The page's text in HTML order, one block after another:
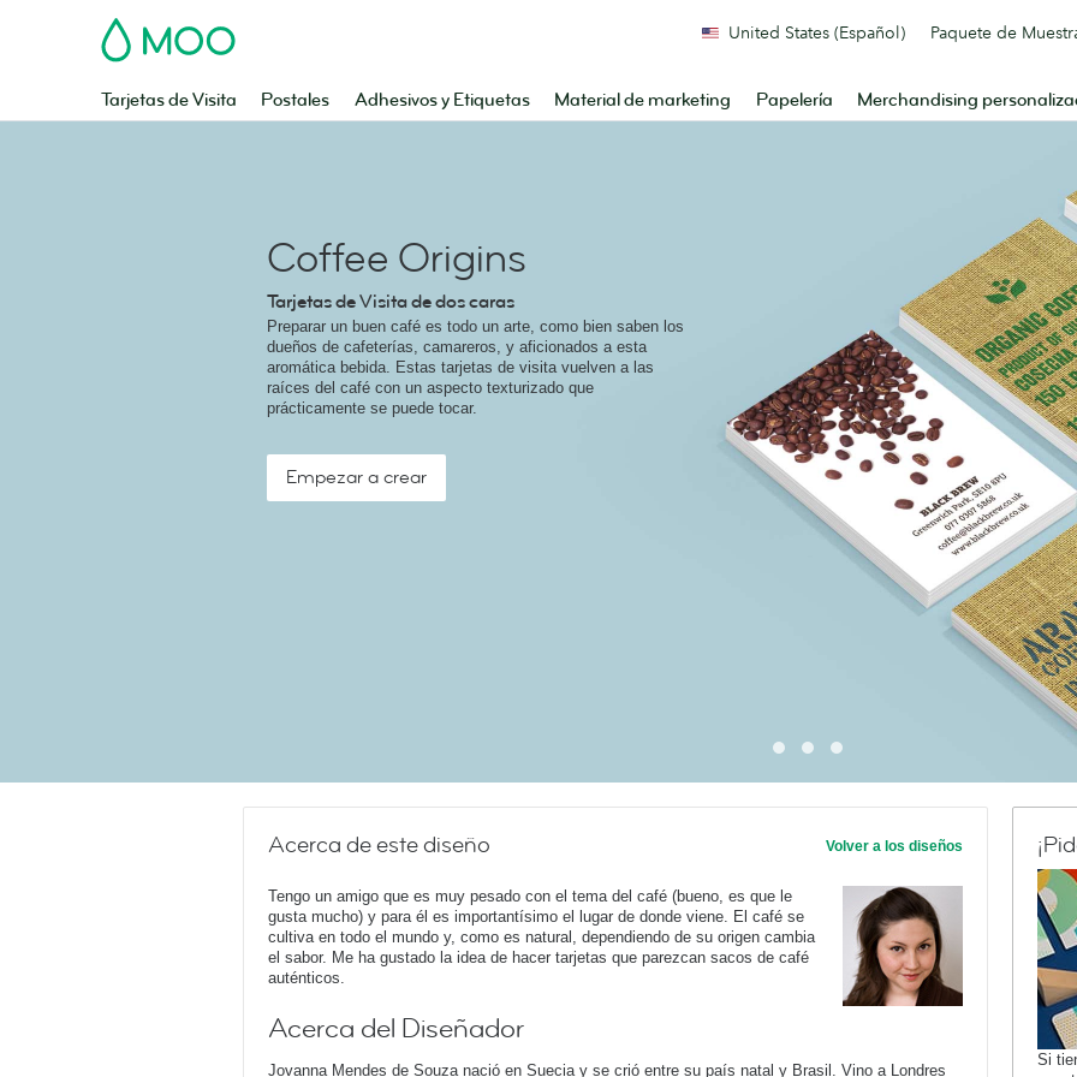
MOO
Tarjetas de Visita Postales Adhesivos y Etiquetas Material de marketing Papelería Merchandising
United States (Español) Paquete de
Coffee Origins
Tarjetas de Visita de dos caras
Preparar un buen café es todo un arte, como bien saben los
dueños de cafeterías, camareros, y aficionados a esta
aromática bebida. Estas tarjetas de visita vuelven a las
raíces del café con un aspecto texturizado que
prácticamente se puede tocar.
Empezar a crear
Acerca de este diseño Volver a los diseños
Tengo un amigo que es muy pesado con el tema del café (bueno, es que le
gusta mucho) y para él es importantísimo el lugar de donde viene. El café se
cultiva en todo el mundo y, como es natural, dependiendo de su origen cambia
el sabor. Me ha gustado la idea de hacer tarjetas que parezcan sacos de café
auténticos.
Acerca del Diseñador
Jovanna Mendes de Souza nació en Suecia y se crió entre su país natal y Brasil. Vino a Londres
Si